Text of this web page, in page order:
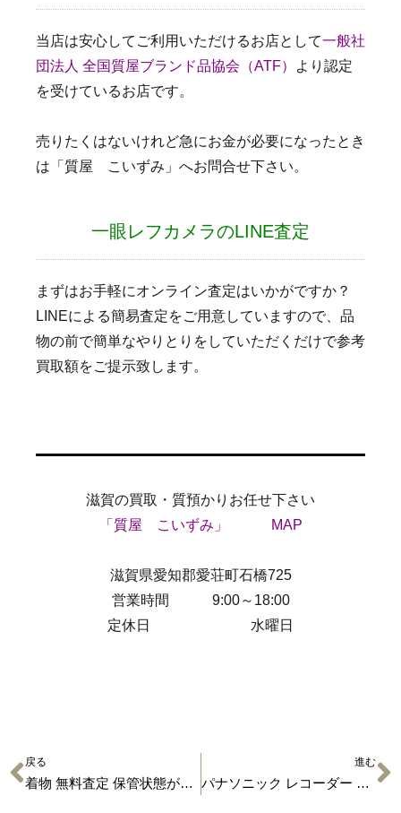
当店は安心してご利用いただけるお店として一般社
団法人 全国質屋ブランド品協会（ATF）
より認定
を受けているお店です。
売りたくはないけれど急にお金が必要になったとき
は「質屋 こいずみ」へお問合せ下さい。
一眼レフカメラのLINE査定
まずはお手軽にオンライン査定はいかがですか？
LINEによる簡易査定をご用意していますので、品
物の前で簡単なやりとりをしていただくだけで参考
買取額をご提示致します。
滋賀の買取・質預かりお任せ下さい
「質屋 こいずみ」
MAP
滋賀県愛知郡愛荘町石橋725
営業時間 9:00～18:00
定休日 水曜日
戻る
着物 無料査定 保管状態が大事 【着物の買取】
進む
パナソニック レコーダー 4K対応 UBZ1 BRX7020の買取価格なら！